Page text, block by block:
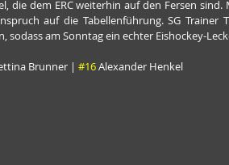
die dem ERC weiterhin auf den Fersen
auf die Tabellenführung. SG
sodass am Sonntag ein echter Eishockey-
Brunner | #16 Alexander Henkel